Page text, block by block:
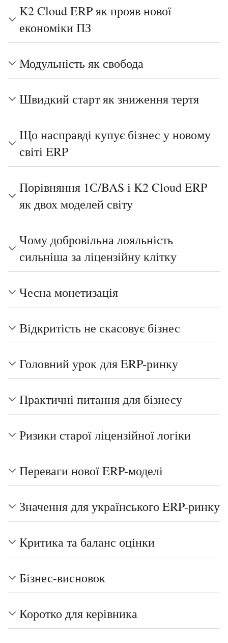
K2 Cloud ERP як прояв нової
економіки ПЗ
Модульність як свобода
Швидкий старт як зниження тертя
Що насправді купує бізнес у новому
світі ERP
Порівняння 1С/BAS і K2 Cloud ERP
як двох моделей світу
Чому добровільна лояльність
сильніша за ліцензійну клітку
Чесна монетизація
Відкритість не скасовує бізнес
Головний урок для ERP-ринку
Практичні питання для бізнесу
Ризики старої ліцензійної логіки
Переваги нової ERP-моделі
Значення для українського ERP-ринку
Критика та баланс оцінки
Бізнес-висновок
Коротко для керівника